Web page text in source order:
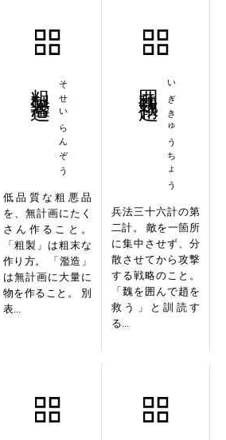
そせいらんぞう
低品質な粗悪品
を、無計画にたく
さん作ること。
「粗製」は粗末な
作り方。 「濫造」
は無計画に大量に
物を作ること。 別
表...
いぎきゅうちょう
兵法三十六計の第
二計。 敵を一箇所
に集中させず、分
散させてから攻撃
する戦略のこと。
「魏を囲んで趙を
救う」と訓読す
る...